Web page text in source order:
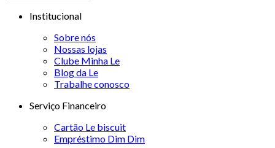
Institucional
Sobre nós
Nossas lojas
Clube Minha Le
Blog da Le
Trabalhe conosco
Serviço Financeiro
Cartão Le biscuit
Empréstimo Dim Dim